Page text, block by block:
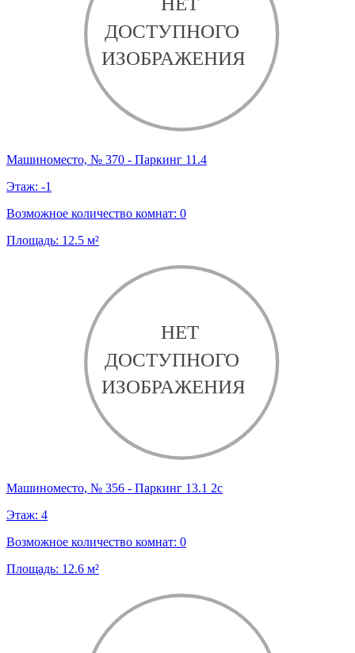
Машиноместо, № 370 - Паркинг 11.4
Этаж: -1
Возможное количество комнат: 0
Площадь: 12.5 м²
Машиноместо, № 356 - Паркинг 13.1 2с
Этаж: 4
Возможное количество комнат: 0
Площадь: 12.6 м²